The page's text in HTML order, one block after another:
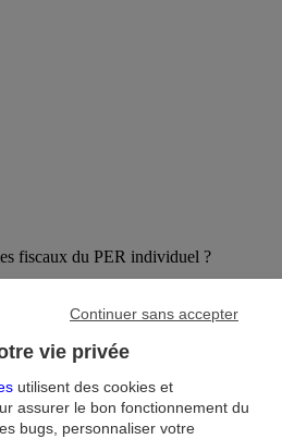
fiscaux du PER individuel ?
FormulairesAccessibilité : non
vie privée
utilisent des cookies et
assurer le bon fonctionnement du
bugs, personnaliser votre
Continuer sans accepter